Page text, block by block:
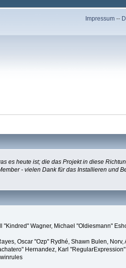
Impressum --
es heute ist; die das Projekt in diese
- vielen Dank für das Installieren und
Wagner, Michael "Oldiesmann"
Oscar "Ozp" Rydhé, Shawn Bulen,
Hernandez, Karl